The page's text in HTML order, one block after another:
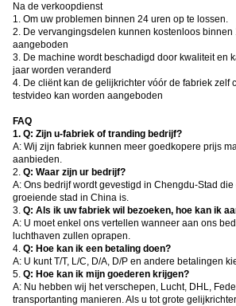
Na de verkoopdienst
1. Om uw problemen binnen 24 uren op te lossen.
2. De vervangingsdelen kunnen kostenloos
aangeboden
3. De machine wordt beschadigd door kwaliteit en
jaar worden veranderd
4. De cliënt kan de gelijkrichter vóór de fabriek zelf
testvideo kan worden aangeboden
FAQ
1. Q: Zijn u-fabriek of tranding bedrijf?
A: Wij zijn fabriek kunnen meer goedkopere prijs
aanbieden.
2. Q: Waar zijn ur bedrijf?
A: Ons bedrijf wordt gevestigd in Chengdu-Stad
groeiende stad in China is.
3. Q: Als ik uw fabriek wil bezoeken, hoe kan ik
A: U moet enkel ons vertellen wanneer aan ons
luchthaven zullen oprapen.
4. Q: Hoe kan ik een betaling doen?
A: U kunt T/T, L/C, D/A, D/P en andere betalingen
5. Q: Hoe kan ik mijn goederen krijgen?
A: Nu hebben wij het verschepen, Lucht, DHL,
transportanting manieren. Als u tot grote